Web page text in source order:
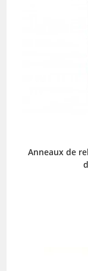
Anneaux de